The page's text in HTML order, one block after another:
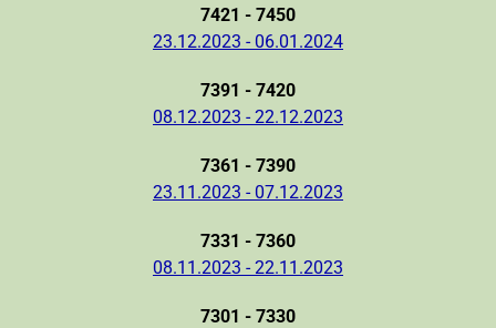
7421 - 7450
23.12.2023 - 06.01.2024
7391 - 7420
08.12.2023 - 22.12.2023
7361 - 7390
23.11.2023 - 07.12.2023
7331 - 7360
08.11.2023 - 22.11.2023
7301 - 7330